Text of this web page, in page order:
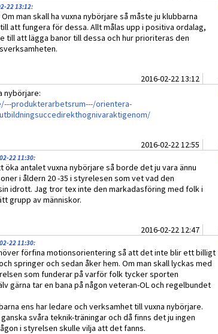
22 13:12:
man skall ha vuxna nybörjare så måste ju klubbarna
att fungera för dessa. Allt målas upp i positiva ordalag,
till att lägga banor till dessa och hur prioriteras den
2016-02-22 13:12
nybörjare:
produkterarbetsrum---/orientera-
2016-02-22 12:55
22 11:30:
öka antalet vuxna nybörjare så borde det ju vara ännu
i åldern 20 -35 i styrelesen som vet vad den
idrott. Jag tror tex inte den markadasföring med folk i
grupp av människor.
2016-02-22 12:47
22 11:30:
förfina motionsorientering så att det inte blir ett billigt
springer och sedan åker hem. Om man skall lyckas med
som funderar på varför folk tycker sporten
gärna tar en bana på någon veteran-OL och regelbundet
ens har ledare och verksamhet till vuxna nybörjare.
svåra teknik-träningar och då finns det ju ingen
i styrelsen skulle vilja att det fanns.